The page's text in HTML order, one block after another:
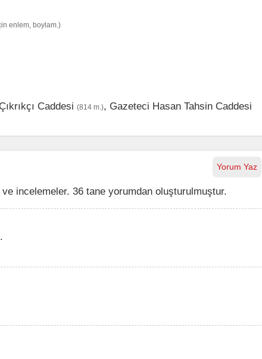
enlem, boylam.)
Caddesi (814 m.), Gazeteci Hasan Tahsin Caddesi
Yorum Yaz
incelemeler. 36 tane yorumdan oluşturulmuştur.